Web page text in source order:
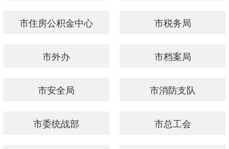
市住房公积金中心 市税务局
市外办 市档案局
市安全局 市消防支队
市委统战部 市总工会